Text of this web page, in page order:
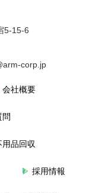
5-15-6
corp.jp
会社概要
用品回収
採用情報